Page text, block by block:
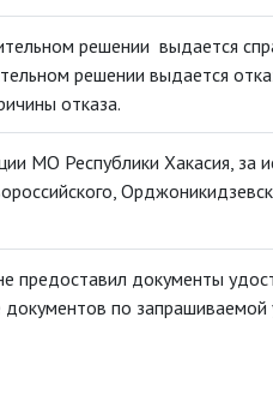
решении выдается
решении выдается
отказа.
МО Республики Хакасия, за
предоставил документы
документов по запрашиваемой